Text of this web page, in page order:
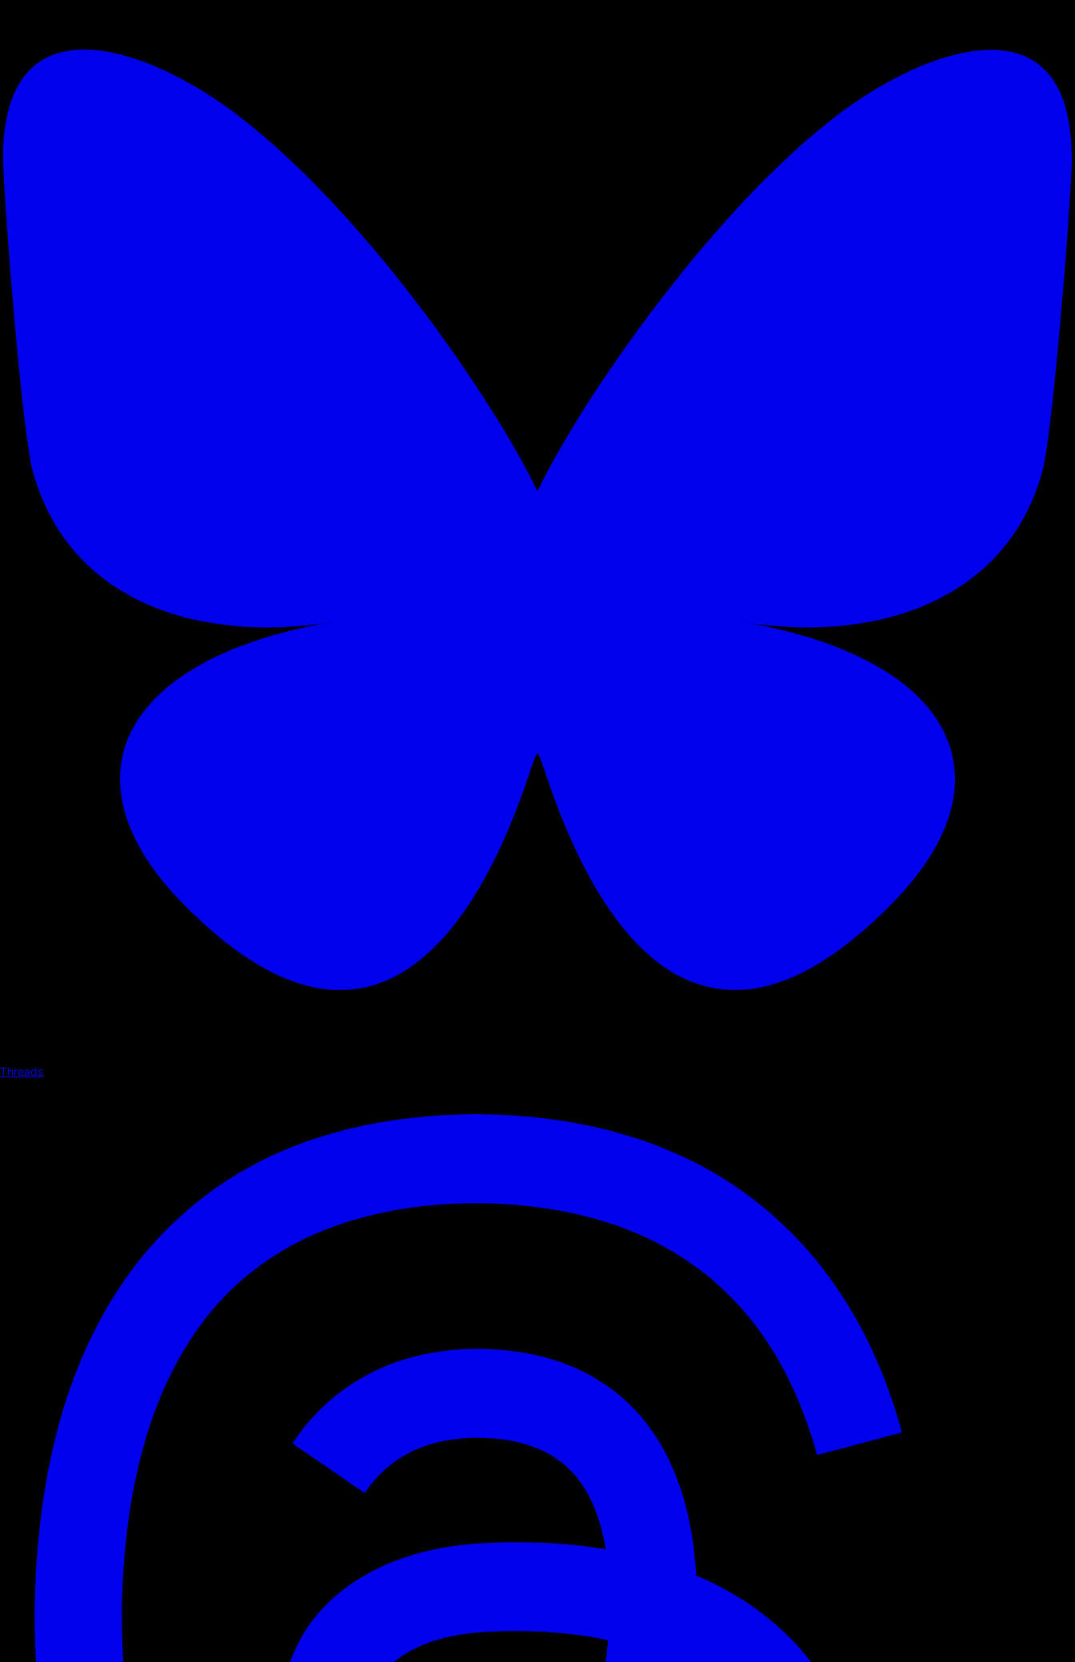
Threads